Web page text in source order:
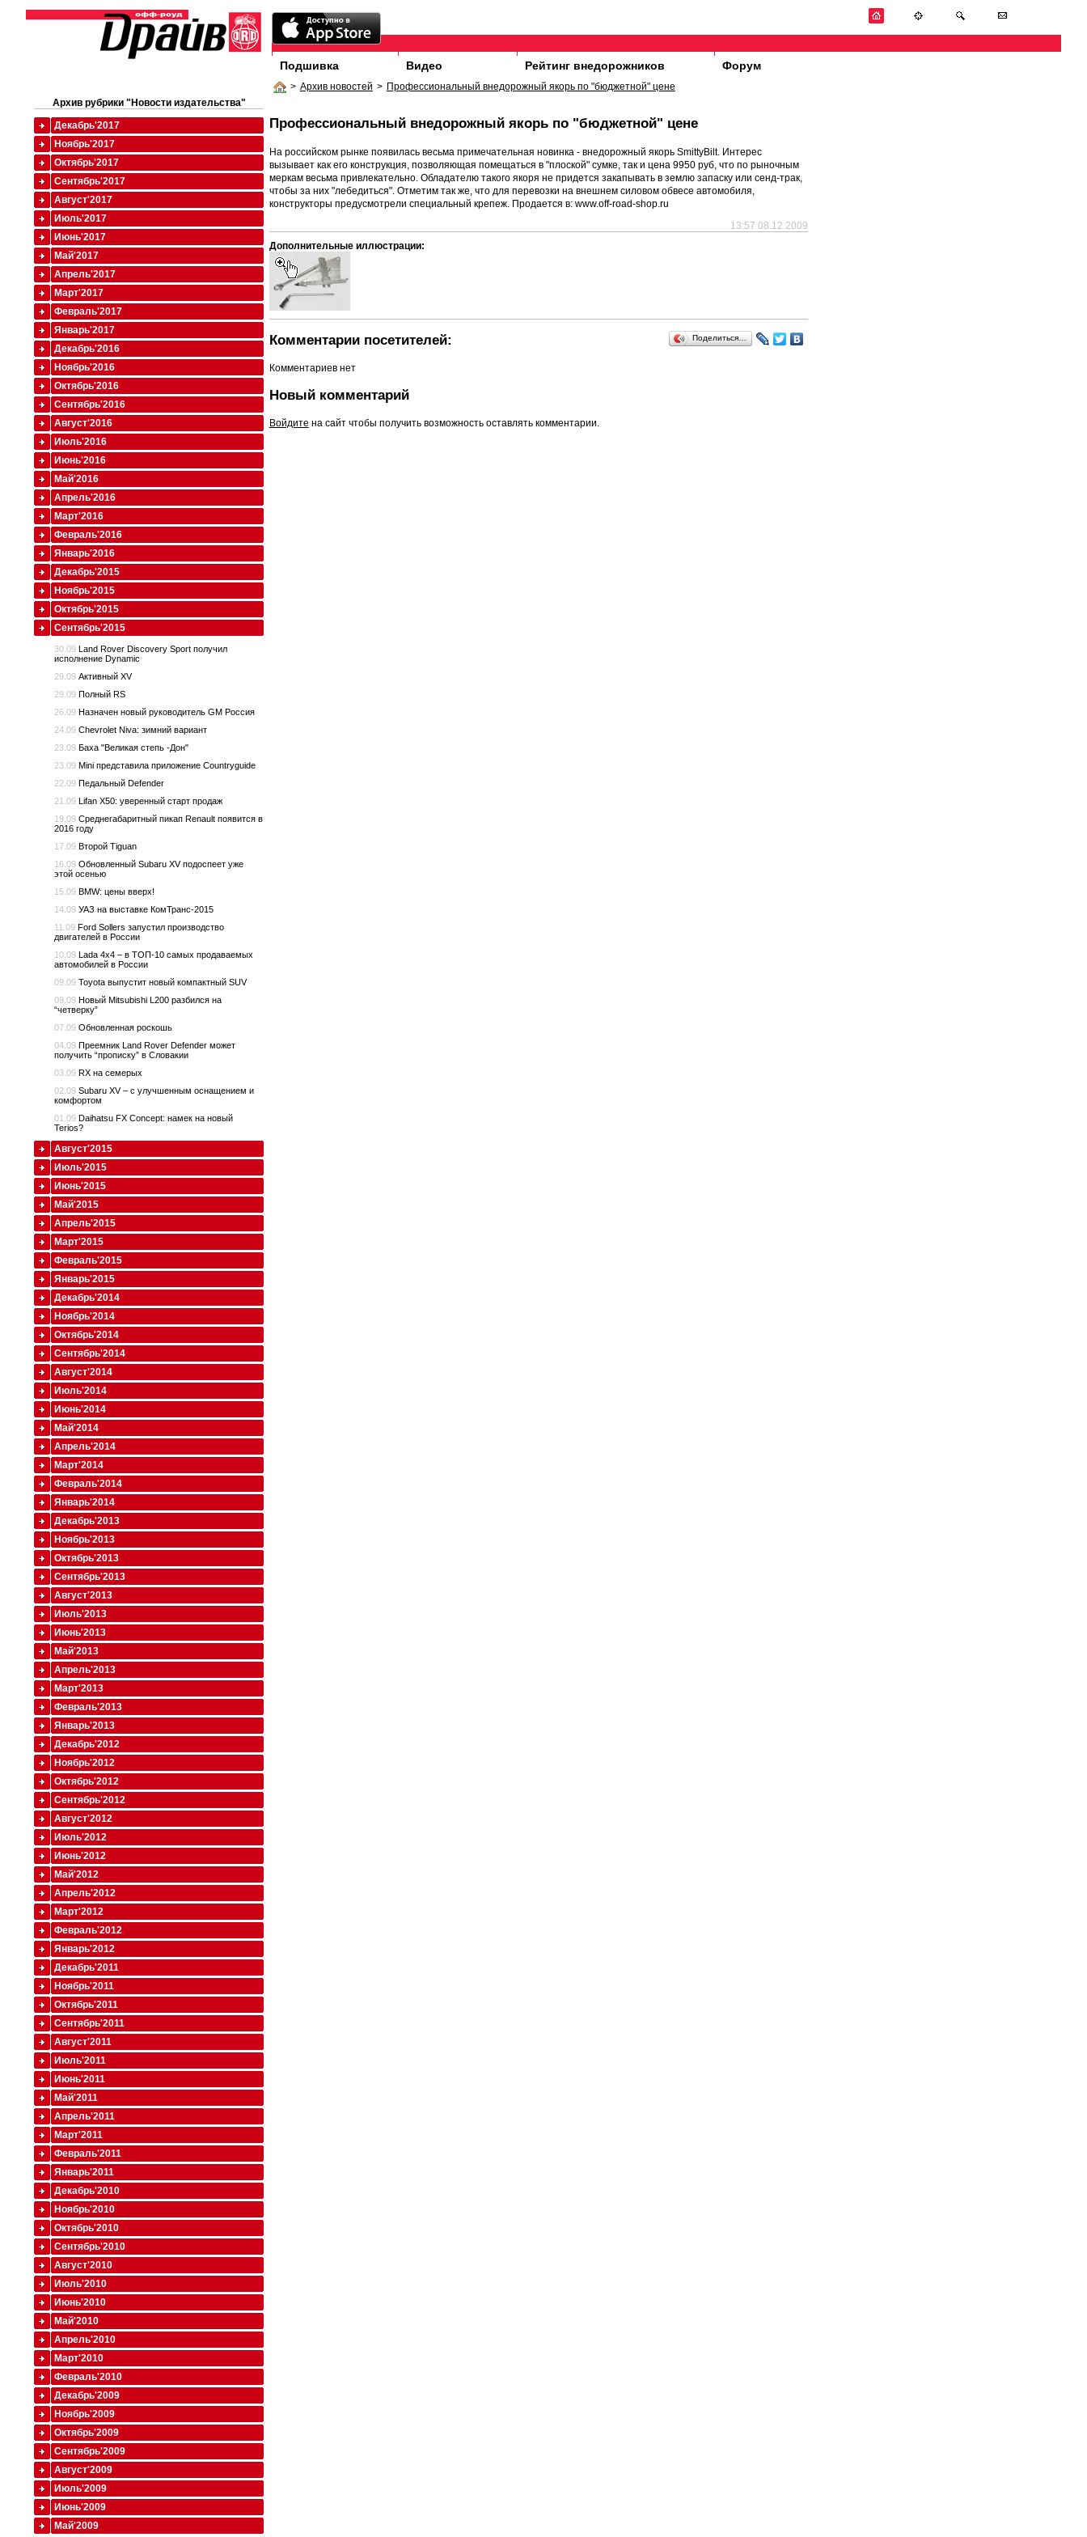
Подшивка Видео Рейтинг внедорожников Форум
> Архив новостей > Профессиональный внедорожный якорь по "бюджетной" цене
Профессиональный внедорожный якорь по "бюджетной" цене
На российском рынке появилась весьма примечательная новинка - внедорожный якорь SmittyBilt. Интерес
вызывает как его конструкция, позволяющая помещаться в "плоской" сумке, так и цена 9950 руб, что по рыночным
меркам весьма привлекательно. Обладателю такого якоря не придется закапывать в землю запаску или сенд-трак,
чтобы за них "лебедиться". Отметим так же, что для перевозки на внешнем силовом обвесе автомобиля,
конструкторы предусмотрели специальный крепеж. Продается в: www.off-road-shop.ru
13:57 08.12.2009
Дополнительные иллюстрации:
Поделиться…
Комментарии посетителей:
Комментариев нет
Новый комментарий
Войдите на сайт чтобы получить возможность оставлять комментарии.
Архив рубрики "Новости издательства"
Декабрь'2017
Ноябрь'2017
Октябрь'2017
Сентябрь'2017
Август'2017
Июль'2017
Июнь'2017
Май'2017
Апрель'2017
Март'2017
Февраль'2017
Январь'2017
Декабрь'2016
Ноябрь'2016
Октябрь'2016
Сентябрь'2016
Август'2016
Июль'2016
Июнь'2016
Май'2016
Апрель'2016
Март'2016
Февраль'2016
Январь'2016
Декабрь'2015
Ноябрь'2015
Октябрь'2015
Сентябрь'2015
30.09 Land Rover Discovery Sport получил
исполнение Dynamic
29.09 Активный XV
29.09 Полный RS
26.09 Назначен новый руководитель GM Россия
24.09 Chevrolet Niva: зимний вариант
23.09 Баха "Великая степь -Дон"
23.09 Mini представила приложение Countryguide
22.09 Педальный Defender
21.09 Lifan X50: уверенный старт продаж
19.09 Среднегабаритный пикап Renault появится в
2016 году
17.09 Второй Tiguan
16.09 Обновленный Subaru XV подоспеет уже
этой осенью
15.09 BMW: цены вверх!
14.09 УАЗ на выставке КомТранс-2015
11.09 Ford Sollers запустил производство
двигателей в России
10.09 Lada 4x4 – в ТОП-10 самых продаваемых
автомобилей в России
09.09 Toyota выпустит новый компактный SUV
09.09 Новый Mitsubishi L200 разбился на
“четверку”
07.09 Обновленная роскошь
04.09 Преемник Land Rover Defender может
получить “прописку” в Словакии
03.09 RX на семерых
02.09 Subaru XV – с улучшенным оснащением и
комфортом
01.09 Daihatsu FX Concept: намек на новый
Terios?
Август'2015
Июль'2015
Июнь'2015
Май'2015
Апрель'2015
Март'2015
Февраль'2015
Январь'2015
Декабрь'2014
Ноябрь'2014
Октябрь'2014
Сентябрь'2014
Август'2014
Июль'2014
Июнь'2014
Май'2014
Апрель'2014
Март'2014
Февраль'2014
Январь'2014
Декабрь'2013
Ноябрь'2013
Октябрь'2013
Сентябрь'2013
Август'2013
Июль'2013
Июнь'2013
Май'2013
Апрель'2013
Март'2013
Февраль'2013
Январь'2013
Декабрь'2012
Ноябрь'2012
Октябрь'2012
Сентябрь'2012
Август'2012
Июль'2012
Июнь'2012
Май'2012
Апрель'2012
Март'2012
Февраль'2012
Январь'2012
Декабрь'2011
Ноябрь'2011
Октябрь'2011
Сентябрь'2011
Август'2011
Июль'2011
Июнь'2011
Май'2011
Апрель'2011
Март'2011
Февраль'2011
Январь'2011
Декабрь'2010
Ноябрь'2010
Октябрь'2010
Сентябрь'2010
Август'2010
Июль'2010
Июнь'2010
Май'2010
Апрель'2010
Март'2010
Февраль'2010
Декабрь'2009
Ноябрь'2009
Октябрь'2009
Сентябрь'2009
Август'2009
Июль'2009
Июнь'2009
Май'2009